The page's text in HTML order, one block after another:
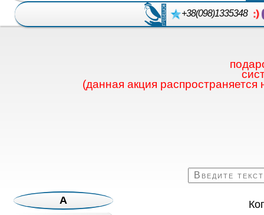
+38(098)1335348
(данная акция
А